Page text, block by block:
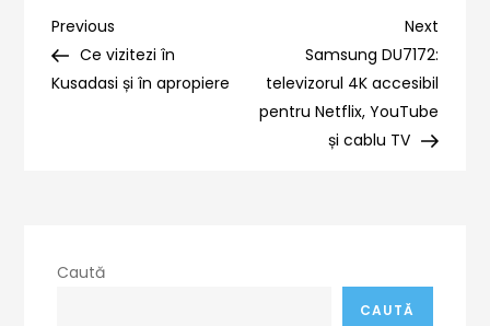
Navigare
în
Previous
Post
Previous
Ce vizitezi în
Kusadasi și în apropiere
Next
Post
Next
Samsung DU7172:
televizorul 4K accesibil
pentru Netflix, YouTube
și cablu TV
Caută
CAUTĂ